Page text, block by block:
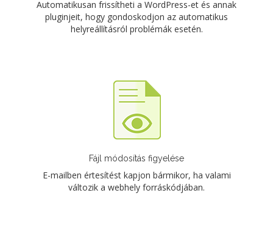
Automatikusan frissítheti a WordPress-et és annak
pluginjeit, hogy gondoskodjon az automatikus
helyreállításról problémák esetén.
Fájl módosítás figyelése
E-mailben értesítést kapjon bármikor, ha valami
változik a webhely forráskódjában.